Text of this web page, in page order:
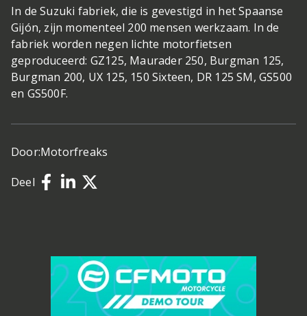
In de Suzuki fabriek, die is gevestigd in het Spaanse
Gijón, zijn momenteel 200 mensen werkzaam. In de
fabriek worden negen lichte motorfietsen
geproduceerd: GZ125, Maurader 250, Burgman 125,
Burgman 200, UX 125, 150 Sixteen, DR 125 SM, GS500
en GS500F.
Door:Motorfreaks
Deel